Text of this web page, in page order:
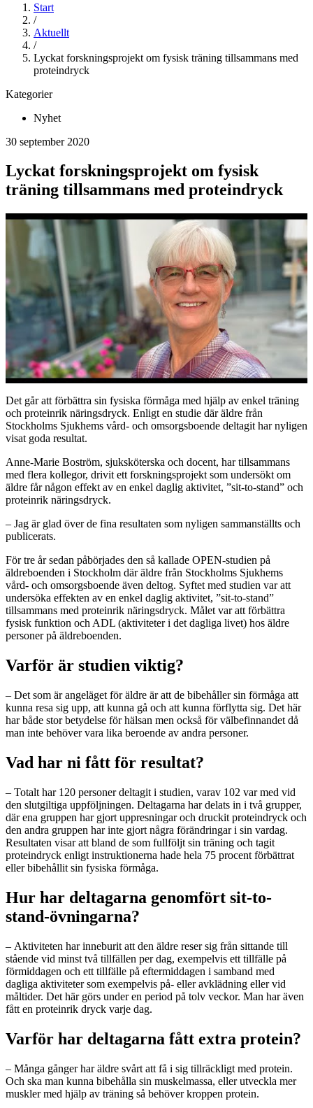
Start
/
Aktuellt
/
Lyckat forskningsprojekt om fysisk träning tillsammans med
proteindryck
Kategorier
Nyhet
30 september 2020
Lyckat forskningsprojekt om fysisk
träning tillsammans med proteindryck
Det går att förbättra sin fysiska förmåga med hjälp av enkel träning
och proteinrik näringsdryck. Enligt en studie där äldre från
Stockholms Sjukhems vård- och omsorgsboende deltagit har nyligen
visat goda resultat.
Anne-Marie Boström, sjuksköterska och docent, har tillsammans
med flera kollegor, drivit ett forskningsprojekt som undersökt om
äldre får någon effekt av en enkel daglig aktivitet, ”sit-to-stand” och
proteinrik näringsdryck.
– Jag är glad över de fina resultaten som nyligen sammanställts och
publicerats.
För tre år sedan påbörjades den så kallade OPEN-studien på
äldreboenden i Stockholm där äldre från Stockholms Sjukhems
vård- och omsorgsboende även deltog. Syftet med studien var att
undersöka effekten av en enkel daglig aktivitet, ”sit-to-stand”
tillsammans med proteinrik näringsdryck. Målet var att förbättra
fysisk funktion och ADL (aktiviteter i det dagliga livet) hos äldre
personer på äldreboenden.
Varför är studien viktig?
– Det som är angeläget för äldre är att de bibehåller sin förmåga att
kunna resa sig upp, att kunna gå och att kunna förflytta sig. Det här
har både stor betydelse för hälsan men också för välbefinnandet då
man inte behöver vara lika beroende av andra personer.
Vad har ni fått för resultat?
– Totalt har 120 personer deltagit i studien, varav 102 var med vid
den slutgiltiga uppföljningen. Deltagarna har delats in i två grupper,
där ena gruppen har gjort uppresningar och druckit proteindryck och
den andra gruppen har inte gjort några förändringar i sin vardag.
Resultaten visar att bland de som fullföljt sin träning och tagit
proteindryck enligt instruktionerna hade hela 75 procent förbättrat
eller bibehållit sin fysiska förmåga.
Hur har deltagarna genomfört sit-to-
stand-övningarna?
– Aktiviteten har inneburit att den äldre reser sig från sittande till
stående vid minst två tillfällen per dag, exempelvis ett tillfälle på
förmiddagen och ett tillfälle på eftermiddagen i samband med
dagliga aktiviteter som exempelvis på- eller avklädning eller vid
måltider. Det här görs under en period på tolv veckor. Man har även
fått en proteinrik dryck varje dag.
Varför har deltagarna fått extra protein?
– Många gånger har äldre svårt att få i sig tillräckligt med protein.
Och ska man kunna bibehålla sin muskelmassa, eller utveckla mer
muskler med hjälp av träning så behöver kroppen protein.